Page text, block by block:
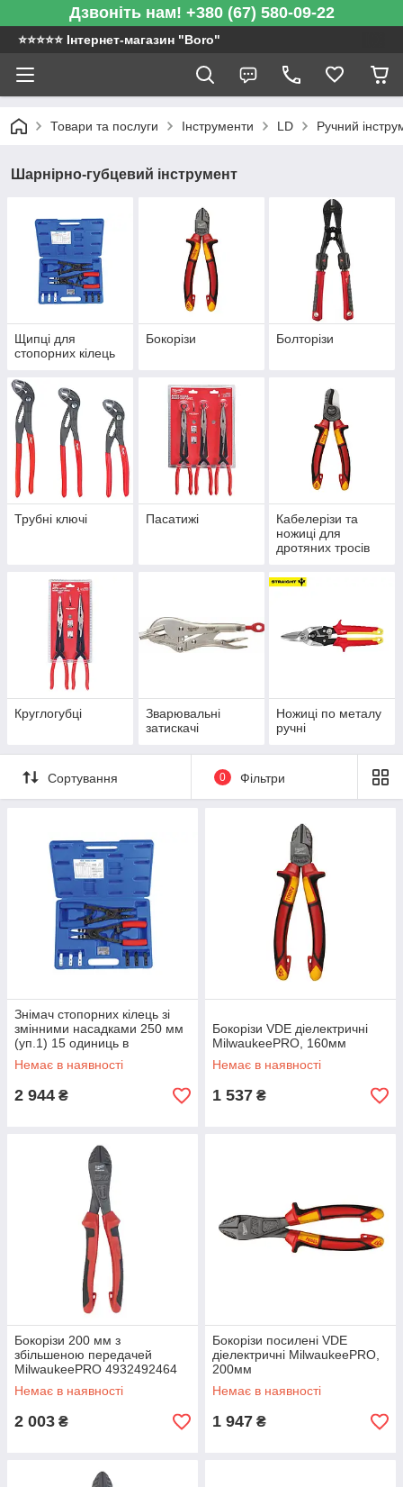
Дзвоніть нам! +380 (67) 580-09-22
⭐️⭐️⭐️⭐️⭐️ Інтернет-магазин "Boro"
Товари та послуги Інструменти LD Ручний
Шарнірно-губцевий інструмент
Щипці для
стопорних кілець
Бокорізи Болторізи
Трубні ключі Пасатижі
Кабелерізи та
ножиці для
дротяних тросів
Круглогубці
Зварювальні
затискачі
Ножиці по металу
ручні
Сортування 0 Фільтри
Знімач стопорних кілець зі
змінними насадками 250 мм
(уп.1) 15 одиниць в
пластиковому кейсі
Немає в наявності
2 944 ₴
Бокорізи VDE діелектричні
MilwaukeePRO, 160мм
Немає в наявності
1 537 ₴
Бокорізи 200 мм з
збільшеною передачей
MilwaukeePRO 4932492464
Немає в наявності
2 003 ₴
Бокорізи посилені VDE
діелектричні MilwaukeePRO,
200мм
Немає в наявності
1 947 ₴